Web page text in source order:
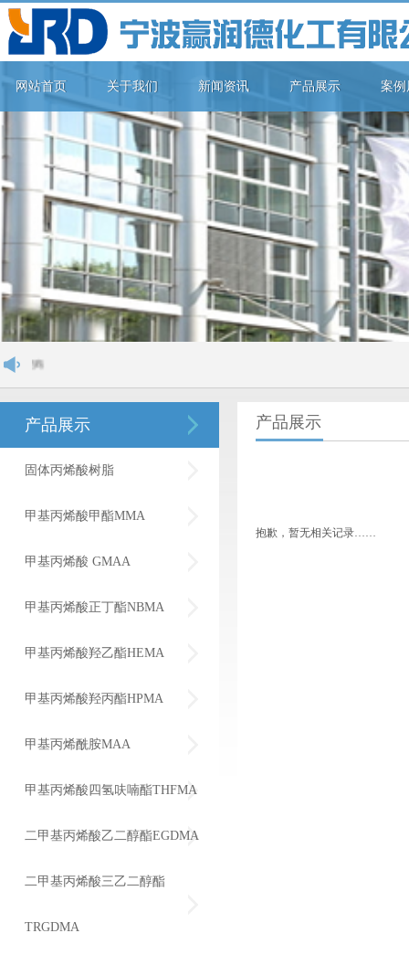
网站首页 关于我们 新闻资讯 产品展示 案例
产品展示
固体丙烯酸树脂
甲基丙烯酸甲酯MMA
甲基丙烯酸 GMAA
甲基丙烯酸正丁酯NBMA
甲基丙烯酸羟乙酯HEMA
甲基丙烯酸羟丙酯HPMA
甲基丙烯酰胺MAA
甲基丙烯酸四氢呋喃酯THFMA
二甲基丙烯酸乙二醇酯EGDMA
二甲基丙烯酸三乙二醇酯
TRGDMA
产品展示
抱歉，暂无相关记录……